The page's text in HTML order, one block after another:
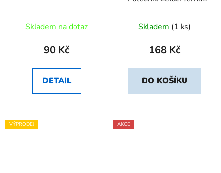
Skladem na dotaz
90 Kč
DETAIL
Skladem (1 ks)
168 Kč
DO KOŠÍKU
VÝPRODEJ AKCE